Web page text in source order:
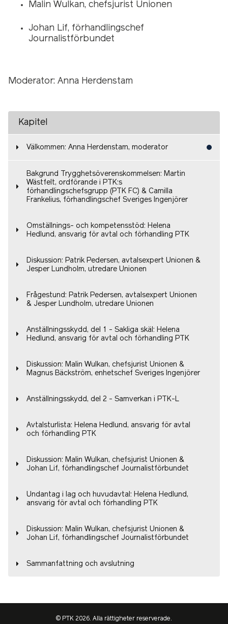
Malin Wulkan, chefsjurist Unionen
Johan Lif, förhandlingschef
Journalistförbundet
Moderator: Anna Herdenstam
Kapitel
Välkommen: Anna Herdenstam, moderator
Bakgrund Trygghetsöverenskommelsen: Martin
Wästfelt, ordförande i PTK:s
förhandlingschefsgrupp (PTK FC) & Camilla
Frankelius, förhandlingschef Sveriges Ingenjörer
Omställnings- och kompetensstöd: Helena
Hedlund, ansvarig för avtal och förhandling PTK
Diskussion: Patrik Pedersen, avtalsexpert Unionen &
Jesper Lundholm, utredare Unionen
Frågestund: Patrik Pedersen, avtalsexpert Unionen
& Jesper Lundholm, utredare Unionen
Anställningsskydd, del 1 - Sakliga skäl: Helena
Hedlund, ansvarig för avtal och förhandling PTK
Diskussion: Malin Wulkan, chefsjurist Unionen &
Magnus Bäckström, enhetschef Sveriges Ingenjörer
Anställningsskydd, del 2 - Samverkan i PTK-L
Avtalsturlista: Helena Hedlund, ansvarig för avtal
och förhandling PTK
Diskussion: Malin Wulkan, chefsjurist Unionen &
Johan Lif, förhandlingschef Journalistförbundet
Undantag i lag och huvudavtal: Helena Hedlund,
ansvarig för avtal och förhandling PTK
Diskussion: Malin Wulkan, chefsjurist Unionen &
Johan Lif, förhandlingschef Journalistförbundet
Sammanfattning och avslutning
© PTK 2026. Alla rättigheter reserverade.